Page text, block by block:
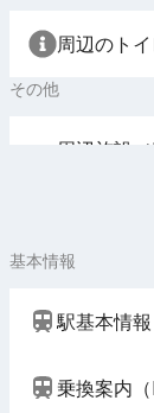
周辺のトイ
その他
周辺施設（
基本情報
駅基本情報
乗換案内（